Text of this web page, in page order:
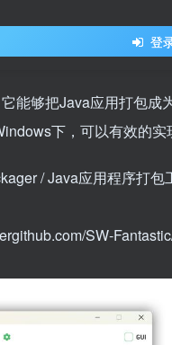
登
能够把Java应用打包成
下，可以有效的实
/ Java应用程序打包
github.com/SW-